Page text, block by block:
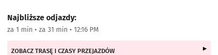
Najbliższe odjazdy:
za 1 min • za 31 min • 12:16 PM
ZOBACZ TRASĘ I CZASY PRZEJAZDÓW